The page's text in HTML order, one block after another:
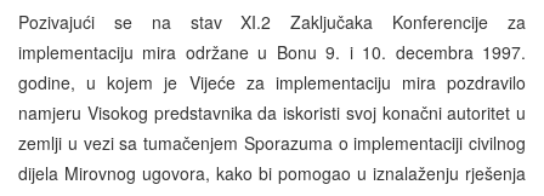
Pozivajući se na stav XI.2 Zaključaka Konferencije za
implementaciju mira održane u Bonu 9. i 10. decembra 1997.
godine, u kojem je Vijeće za implementaciju mira pozdravilo
namjeru Visokog predstavnika da iskoristi svoj konačni autoritet u
zemlji u vezi sa tumačenjem Sporazuma o implementaciji civilnog
dijela Mirovnog ugovora, kako bi pomogao u iznalaženju rješenja